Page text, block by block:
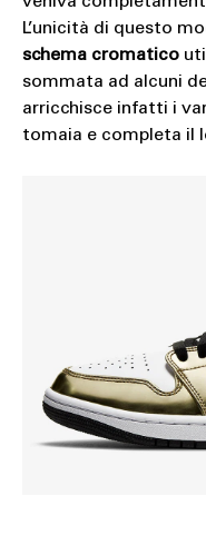
L’unicità di questo
schema cromatico
sommata ad alcuni
arricchisce infatti i
tomaia e completa il